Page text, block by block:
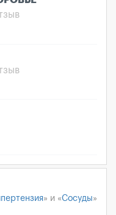
» и «Сосуды»